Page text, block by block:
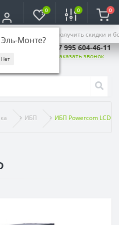
Эль-Монте?
Войдите, чтобы получить скидки и
0 0 0
+7 995 604-46-11
Заказать звонок
ИБП ИБП Powercom LCD